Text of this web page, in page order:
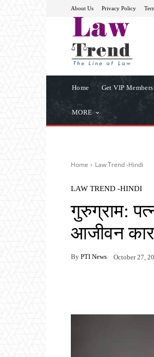
About Us Privacy Policy
Home Get VIP
MORE
Home Law Trend -Hindi
LAW TREND -HINDI
गुरुग्राम:
आजीवन
By PTI News October 27,